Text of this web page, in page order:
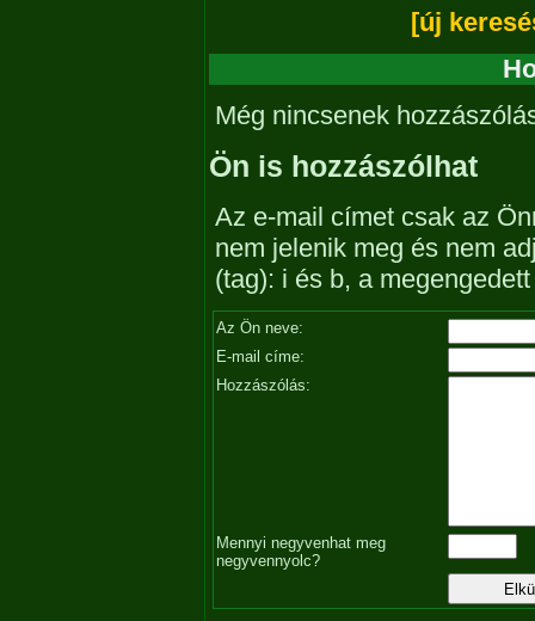
[új
Még nincsenek
Ön is hozzászólhat
Az e-mail címet csak az
nem jelenik meg és nem
(tag): i és b, a
Az Ön neve:
E-mail címe:
Hozzászólás:
Mennyi negyvenhat meg
negyvennyolc?